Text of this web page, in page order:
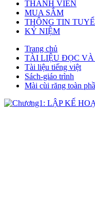
THÀNH VIÊN
MUA SẮM
THÔNG TIN
KỶ NIỆM
Trang chủ
TÀI LIỆU ĐỌC VÀ
Tài liệu tiếng việt
Sách-giáo trình
Mài cùi răng toàn